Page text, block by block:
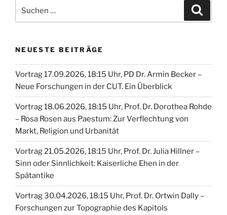
nach:
NEUESTE BEITRÄGE
Vortrag 17.09.2026, 18:15 Uhr, PD Dr. Armin Becker –
Neue Forschungen in der CUT. Ein Überblick
Vortrag 18.06.2026, 18:15 Uhr, Prof. Dr. Dorothea Rohde
– Rosa Rosen aus Paestum: Zur Verflechtung von
Markt, Religion und Urbanität
Vortrag 21.05.2026, 18:15 Uhr, Prof. Dr. Julia Hillner –
Sinn oder Sinnlichkeit: Kaiserliche Ehen in der
Spätantike
Vortrag 30.04.2026, 18:15 Uhr, Prof. Dr. Ortwin Dally –
Forschungen zur Topographie des Kapitols